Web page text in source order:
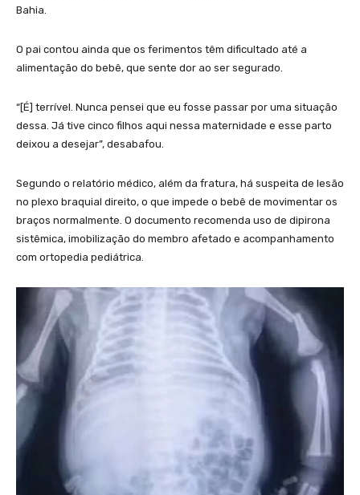
Bahia.
O pai contou ainda que os ferimentos têm dificultado até a
alimentação do bebê, que sente dor ao ser segurado.
“[É] terrível. Nunca pensei que eu fosse passar por uma situação
dessa. Já tive cinco filhos aqui nessa maternidade e esse parto
deixou a desejar”, desabafou.
Segundo o relatório médico, além da fratura, há suspeita de lesão
no plexo braquial direito, o que impede o bebê de movimentar os
braços normalmente. O documento recomenda uso de dipirona
sistêmica, imobilização do membro afetado e acompanhamento
com ortopedia pediátrica.